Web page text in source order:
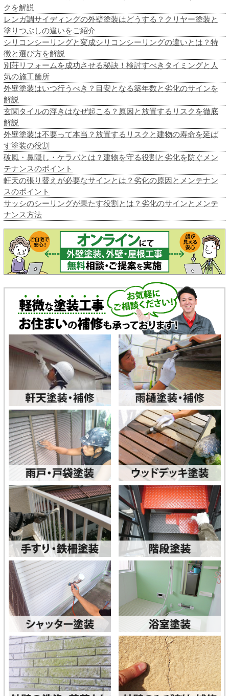
クを解説
レンガ調サイディングの外壁塗装はどうする？クリヤー塗装と
塗りつぶしの違いをご紹介
シリコンシーリングと変成シリコンシーリングの違いとは？特
徴と選び方を解説
別荘リフォームを成功させる秘訣！検討すべきタイミングと人
気の施工箇所
外壁塗装はいつ行うべき？目安となる築年数と劣化のサインを
解説
玄関タイルの浮きはなぜ起こる？原因と放置するリスクを徹底
解説
外壁塗装は不要って本当？放置するリスクと建物の寿命を延ば
す塗装の役割
破風・鼻隠し・ケラバとは？建物を守る役割と劣化を防ぐメン
テナンスのポイント
軒天の張り替えが必要なサインとは？劣化の原因とメンテナン
スのポイント
サッシのシーリングが果たす役割とは？劣化のサインとメンテ
ナンス方法